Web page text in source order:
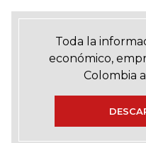
Toda la
económico,
Colombia